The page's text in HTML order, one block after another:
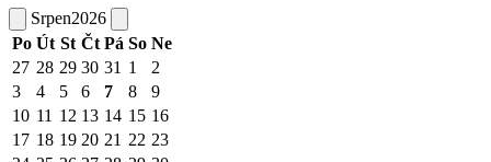
Srpen2026
Po Út St Čt Pá So Ne
27 28 29 30 31 1
2
3
4 5 6 7 8
9
10 11 12 13 14 15 16
17 18 19 20 21 22 23